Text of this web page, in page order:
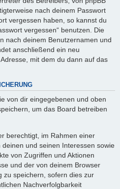
nach deinem Passwort
vergessen haben, so kannst du
vergessen“ benutzen. Die
nach deinem Benutzernamen und
anschließend ein neu
mit dem du dann auf das
von dir eingegebenen und oben
um das Board betreiben
berechtigt, im Rahmen einer
und seinen Interessen sowie
von Zugriffen und Aktionen
und der von deinem Browser
zu speichern, sofern dies zur
Nachverfolgbarkeit